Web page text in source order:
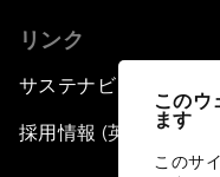
このウ
ます
このサ
リンク
サステナビリティへの
採用情報 (英語のみ)